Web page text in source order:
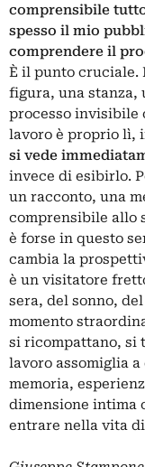
comprensibile
spesso il mio
comprendere il
È il punto cruciale.
figura, una stanza,
processo invisibile
lavoro è proprio lì,
si vede
invece di esibirlo.
un racconto, una
comprensibile allo
è forse in questo
cambia la
è un visitatore
sera, del sonno,
momento
si ricompattano, si
lavoro assomiglia
memoria,
dimensione intima
entrare nella vita